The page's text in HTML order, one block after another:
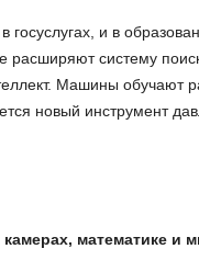
и в
расширяют систему
Машины обучают
новый инструмент
математике и